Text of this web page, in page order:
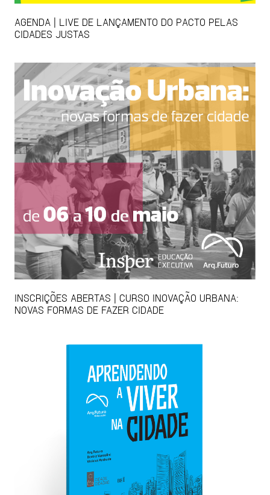
AGENDA | LIVE DE LANÇAMENTO DO PACTO PELAS
CIDADES JUSTAS
INSCRIÇÕES ABERTAS | CURSO INOVAÇÃO URBANA:
NOVAS FORMAS DE FAZER CIDADE